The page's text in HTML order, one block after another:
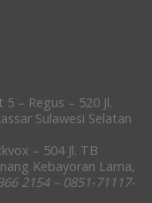
– Regus – 520 Jl.
Sulawesi Selatan
– 504 Jl. TB
Kebayoran Lama,
2154 – 0851-71117-